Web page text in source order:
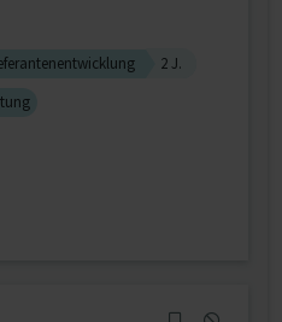
2 J.